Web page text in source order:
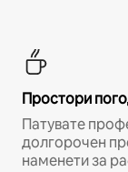
Простори
Патувате
долгорочен
наменети за